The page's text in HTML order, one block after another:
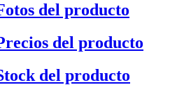
del producto
del producto
del producto